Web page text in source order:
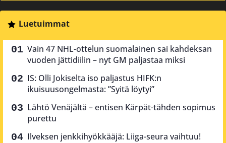
Luetuimmat
Vain 47 NHL-ottelun suomalainen sai kahdeksan
vuoden jättidiilin – nyt GM paljastaa miksi
IS: Olli Jokiselta iso paljastus HIFK:n
ikuisuusongelmasta: ”Syitä löytyi”
Lähtö Venäjältä – entisen Kärpät-tähden sopimus
purettu
Ilveksen jenkkihyökkääjä: Liiga-seura vaihtuu!